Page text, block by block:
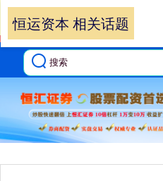
恒运资本 相关话题